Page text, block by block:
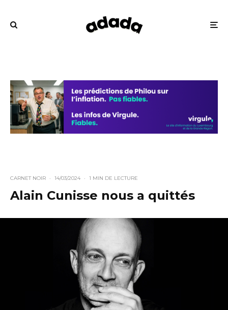
CARNET NOIR · 14/03/2024 · 1 MIN DE LECTURE
Alain Cunisse nous a quittés